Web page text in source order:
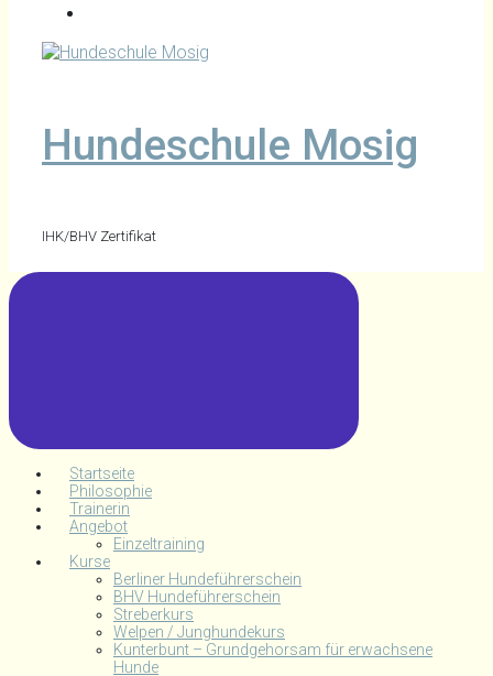
Hundeschule Mosig
IHK/BHV Zertifikat
Startseite
Philosophie
Trainerin
Angebot
Einzeltraining
Kurse
Berliner Hundeführerschein
BHV Hundeführerschein
Streberkurs
Welpen / Junghundekurs
Kunterbunt – Grundgehorsam für erwachsene
Hunde